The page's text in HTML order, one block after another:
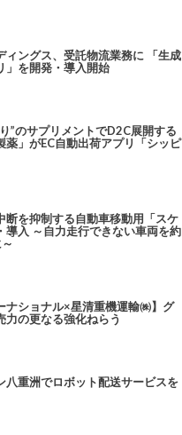
ィングス、受託物流業務に 「生成
」を開発・導入開始
”のサプリメントでD2C展開する
薬」がEC自動出荷アプリ「シッピ
断を抑制する自動車移動用「スケ
導入 ～自力走行できない車両を約
ナショナル×星清重機運輸㈱】グ
力の更なる強化ねらう
八重洲でロボット配送サービスを